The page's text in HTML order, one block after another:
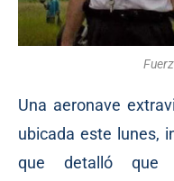
Una aeronave
ubicada este lunes,
que detalló que